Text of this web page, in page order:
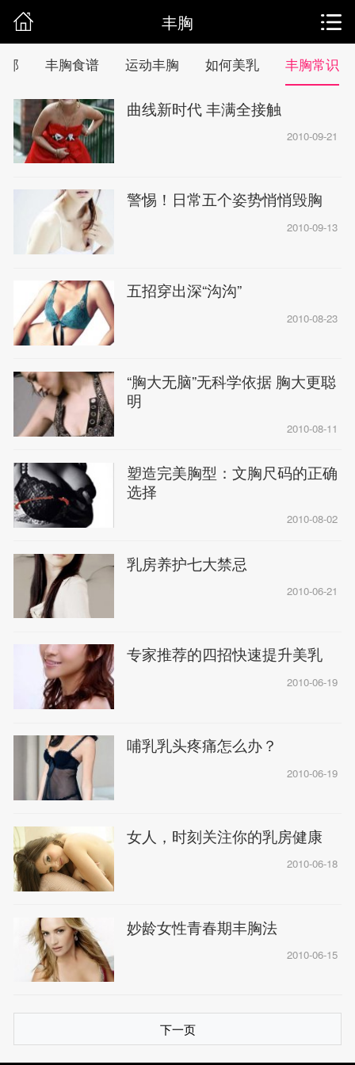
丰胸
部 丰胸食谱 运动丰胸 如何美乳 丰胸常识
曲线新时代 丰满全接触
2010-09-21
警惕！日常五个姿势悄悄毁胸
2010-09-13
五招穿出深“沟沟”
2010-08-23
“胸大无脑”无科学依据 胸大更聪
明
2010-08-11
塑造完美胸型：文胸尺码的正确
选择
2010-08-02
乳房养护七大禁忌
2010-06-21
专家推荐的四招快速提升美乳
2010-06-19
哺乳乳头疼痛怎么办？
2010-06-19
女人，时刻关注你的乳房健康
2010-06-18
妙龄女性青春期丰胸法
2010-06-15
下一页